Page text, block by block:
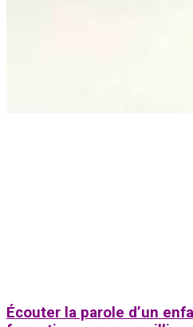
Écouter la parole d’un